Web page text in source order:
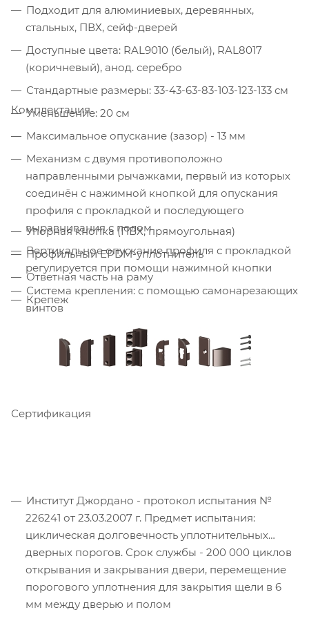
Подходит для алюминиевых, деревянных,
стальных, ПВХ, сейф-дверей
Доступные цвета: RAL9010 (белый), RAL8017
(коричневый), анод. серебро
Стандартные размеры: 33-43-63-83-103-123-133 см
Уменьшение: 20 см
Максимальное опускание (зазор) - 13 мм
Механизм с двумя противоположно
направленными рычажками, первый из которых
соединён с нажимной кнопкой для опускания
профиля с прокладкой и последующего
выравнивания с полом
Вертикальное опускание профиля с прокладкой
регулируется при помощи нажимной кнопки
Система крепления: с помощью самонарезающих
винтов
Комплектация
Упорная кнопка (ПВХ, прямоугольная)
Профильный EPDM-уплотнитель
Ответная часть на раму
Крепеж
Сертификация
Институт Джордано - протокол испытания №
226241 от 23.03.2007 г. Предмет испытания:
циклическая долговечность уплотнительных
дверных порогов. Срок службы - 200 000 циклов
открывания и закрывания двери, перемещение
порогового уплотнения для закрытия щели в 6
мм между дверью и полом